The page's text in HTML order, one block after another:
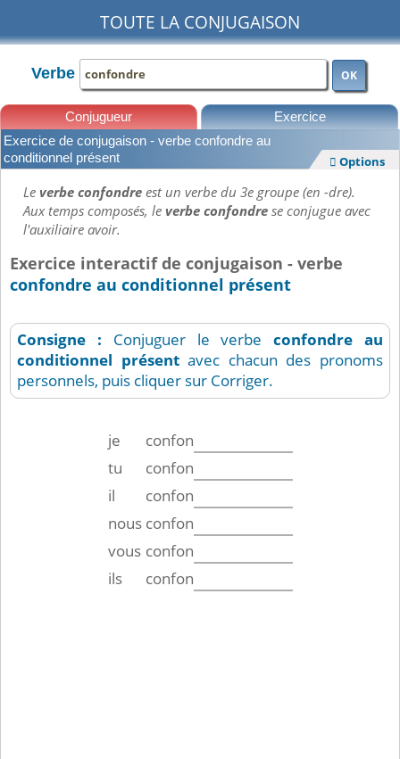
TOUTE LA CONJUGAISON
Verbe OK
Conjugueur Exercice
Leçons
Exercice de conjugaison - verbe confondre au
conditionnel présent
 Options
Leverbe confondreest un verbe du 3e groupe (en -dre).
Aux temps composés, leverbe confondrese conjugue avec
l'auxiliaire avoir.
Exercice interactif de conjugaison - verbe
confondre au conditionnel présent
Consigne : Conjuguer le verbeconfondre au
conditionnel présentavec chacun des pronoms
personnels, puis cliquer sur Corriger.
je
confon
tu
confon
il
confon
nous confon
vous confon
ils
confon